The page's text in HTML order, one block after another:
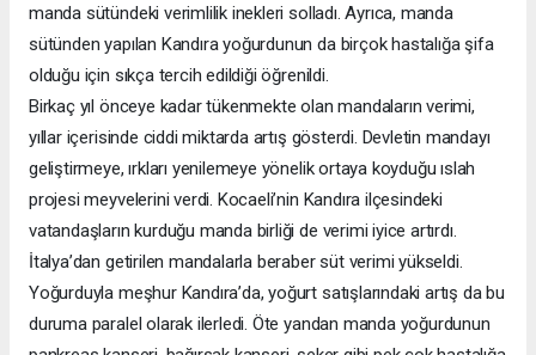
manda sütündeki verimlilik inekleri solladı. Ayrıca, manda
sütünden yapılan Kandıra yoğurdunun da birçok hastalığa şifa
olduğu için sıkça tercih edildiği öğrenildi.
Birkaç yıl önceye kadar tükenmekte olan mandaların verimi,
yıllar içerisinde ciddi miktarda artış gösterdi. Devletin mandayı
geliştirmeye, ırkları yenilemeye yönelik ortaya koyduğu ıslah
projesi meyvelerini verdi. Kocaeli’nin Kandıra ilçesindeki
vatandaşların kurduğu manda birliği de verimi iyice artırdı.
İtalya’dan getirilen mandalarla beraber süt verimi yükseldi.
Yoğurduyla meşhur Kandıra’da, yoğurt satışlarındaki artış da bu
duruma paralel olarak ilerledi. Öte yandan manda yoğurdunun